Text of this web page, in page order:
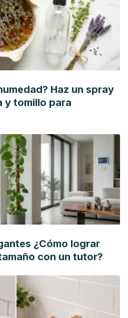
handle/10400.8/3012
K. A., Houmard, J., & DeVita, P.
knee joint contact forces and
to running.Gait &
Haz un spray
y tomillo para
¿Cómo lograr
con un tutor?